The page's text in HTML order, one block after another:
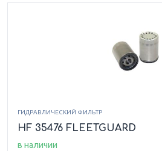
ГИДРАВЛИЧЕСКИЙ ФИЛЬТР
HF 35476 FLEETGUARD
в наличии